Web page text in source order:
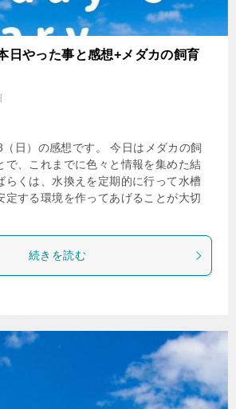
日やった事と感想+メダカの飼育
（日）の感想です。 今日はメダカの飼
で、これまでに色々と情報を集めた結
らくは、水換えを定期的に行って水槽
定する環境を作ってあげることが大切
続きを読む